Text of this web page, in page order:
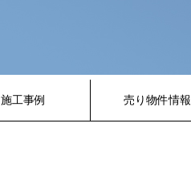
施工事例 売り物件情報